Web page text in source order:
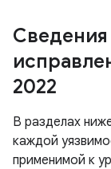
Сведения
2022
В разделах
каждой
применимой к